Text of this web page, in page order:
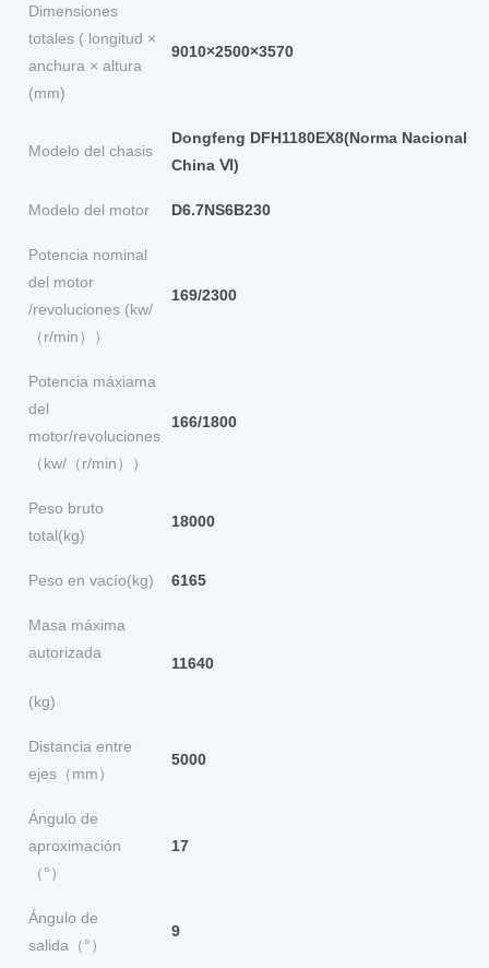
Dimensiones
totales ( longitud ×
anchura × altura
(mm)
9010×2500×3570
Modelo del chasis
Dongfeng DFH1180EX8(Norma Nacional
China Ⅵ)
Modelo del motor D6.7NS6B230
Potencia nominal
del motor
/revoluciones (kw/
（r/min））
169/2300
Potencia máxiama
del
motor/revoluciones
（kw/（r/min））
166/1800
Peso bruto
total(kg)
18000
Peso en vacío(kg) 6165
Masa máxima
autorizada
(kg)
11640
Distancia entre
ejes（mm）
5000
Ángulo de
aproximación
（°）
17
Ángulo de
salida（°）
9